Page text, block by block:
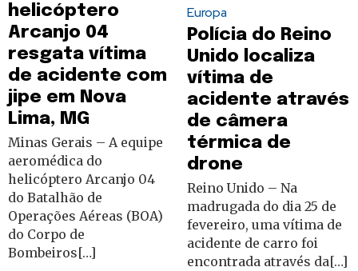
helicóptero
Arcanjo 04
resgata vítima
de acidente com
jipe em Nova
Lima, MG
Minas Gerais – A equipe
aeromédica do
helicóptero Arcanjo 04
do Batalhão de
Operações Aéreas (BOA)
do Corpo de
Bombeiros[…]
Europa
Polícia do Reino
Unido localiza
vítima de
acidente através
de câmera
térmica de
drone
Reino Unido – Na
madrugada do dia 25 de
fevereiro, uma vítima de
acidente de carro foi
encontrada através da[…]